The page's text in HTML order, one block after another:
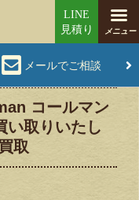
メールでご相談
コールマン
い取りいたし
取